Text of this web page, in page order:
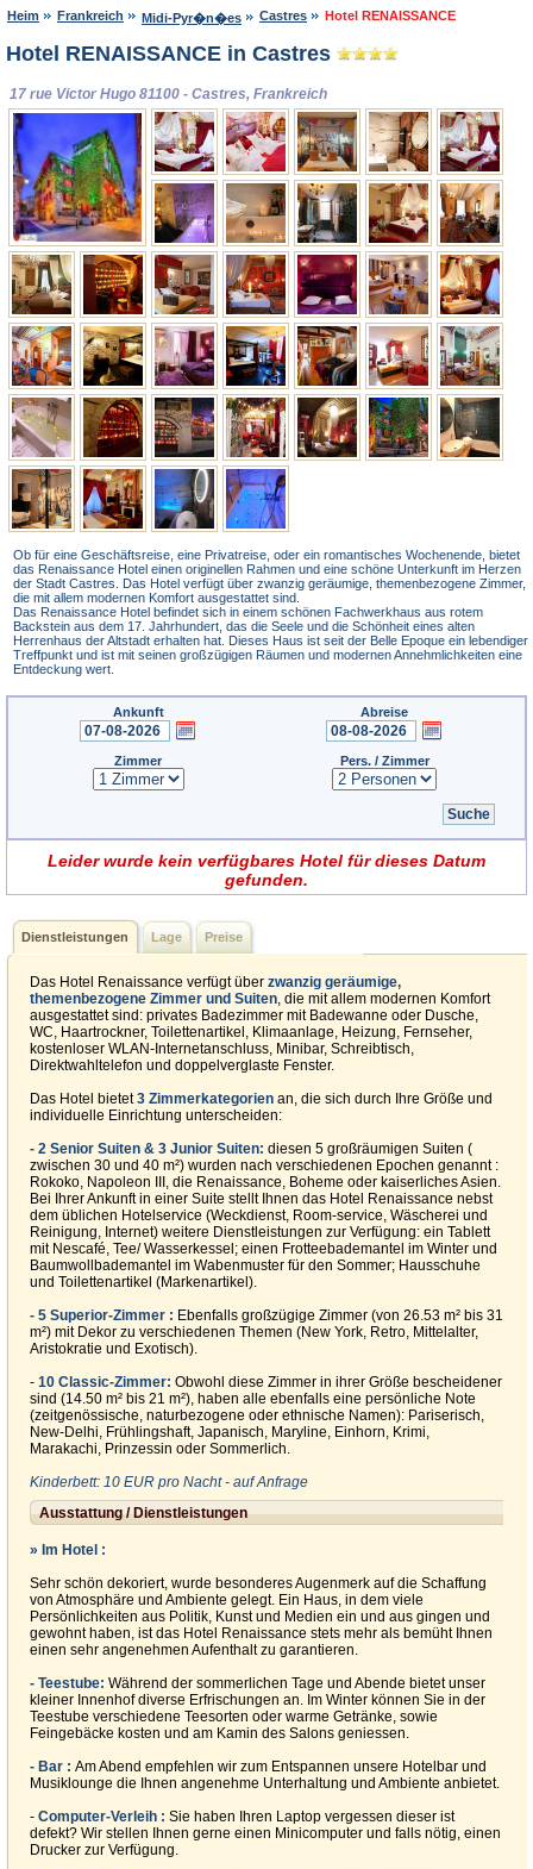
Heim Frankreich Midi-Pyr�n�es Castres Hotel RENAISSANCE
Hotel RENAISSANCE in Castres
17 rue Victor Hugo 81100 - Castres, Frankreich
Ob für eine Geschäftsreise, eine Privatreise, oder ein romantisches Wochenende, bietet
das Renaissance Hotel einen originellen Rahmen und eine schöne Unterkunft im Herzen
der Stadt Castres. Das Hotel verfügt über zwanzig geräumige, themenbezogene Zimmer,
die mit allem modernen Komfort ausgestattet sind.
Das Renaissance Hotel befindet sich in einem schönen Fachwerkhaus aus rotem
Backstein aus dem 17. Jahrhundert, das die Seele und die Schönheit eines alten
Herrenhaus der Altstadt erhalten hat. Dieses Haus ist seit der Belle Epoque ein lebendiger
Treffpunkt und ist mit seinen großzügigen Räumen und modernen Annehmlichkeiten eine
Entdeckung wert.
Ankunft Abreise
Zimmer Pers. / Zimmer
Leider wurde kein verfügbares Hotel für dieses Datum
gefunden.
Dienstleistungen Lage Preise
Das Hotel Renaissance verfügt über zwanzig geräumige,
themenbezogene Zimmer und Suiten, die mit allem modernen Komfort
ausgestattet sind: privates Badezimmer mit Badewanne oder Dusche,
WC, Haartrockner, Toilettenartikel, Klimaanlage, Heizung, Fernseher,
kostenloser WLAN-Internetanschluss, Minibar, Schreibtisch,
Direktwahltelefon und doppelverglaste Fenster.
Das Hotel bietet3 Zimmerkategorien an, die sich durch Ihre Größe und
individuelle Einrichtung unterscheiden:
- 2 Senior Suiten & 3 Junior Suiten: diesen 5 großräumigen Suiten (
zwischen 30 und 40 m²) wurden nach verschiedenen Epochen genannt :
Rokoko, Napoleon III, die Renaissance, Boheme oder kaiserliches Asien.
Bei Ihrer Ankunft in einer Suite stellt Ihnen das Hotel Renaissance nebst
dem üblichen Hotelservice (Weckdienst, Room-service, Wäscherei und
Reinigung, Internet) weitere Dienstleistungen zur Verfügung: ein Tablett
mit Nescafé, Tee/ Wasserkessel; einen Frotteebademantel im Winter und
Baumwollbademantel im Wabenmuster für den Sommer; Hausschuhe
und Toilettenartikel (Markenartikel).
- 5 Superior-Zimmer : Ebenfalls großzügige Zimmer (von 26.53 m² bis 31
m²) mit Dekor zu verschiedenen Themen (New York, Retro, Mittelalter,
Aristokratie und Exotisch).
- 10 Classic-Zimmer: Obwohl diese Zimmer in ihrer Größe bescheidener
sind (14.50 m² bis 21 m²), haben alle ebenfalls eine persönliche Note
(zeitgenössische, naturbezogene oder ethnische Namen): Pariserisch,
New-Delhi, Frühlingshaft, Japanisch, Maryline, Einhorn, Krimi,
Marakachi, Prinzessin oder Sommerlich.
Kinderbett: 10 EUR pro Nacht - auf Anfrage
Ausstattung / Dienstleistungen
» Im Hotel :
Sehr schön dekoriert, wurde besonderes Augenmerk auf die Schaffung
von Atmosphäre und Ambiente gelegt. Ein Haus, in dem viele
Persönlichkeiten aus Politik, Kunst und Medien ein und aus gingen und
gewohnt haben, ist das Hotel Renaissance stets mehr als bemüht Ihnen
einen sehr angenehmen Aufenthalt zu garantieren.
- Teestube: Während der sommerlichen Tage und Abende bietet unser
kleiner Innenhof diverse Erfrischungen an. Im Winter können Sie in der
Teestube verschiedene Teesorten oder warme Getränke, sowie
Feingebäcke kosten und am Kamin des Salons geniessen.
- Bar : Am Abend empfehlen wir zum Entspannen unsere Hotelbar und
Musiklounge die Ihnen angenehme Unterhaltung und Ambiente anbietet.
- Computer-Verleih : Sie haben Ihren Laptop vergessen dieser ist
defekt? Wir stellen Ihnen gerne einen Minicomputer und falls nötig, einen
Drucker zur Verfügung.